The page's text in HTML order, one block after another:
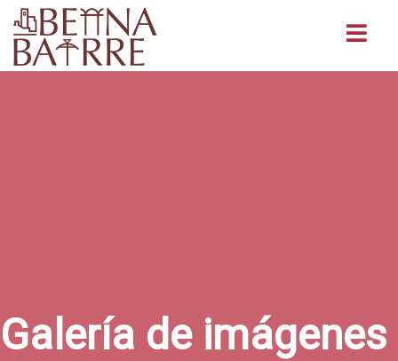
Galería de imágenes